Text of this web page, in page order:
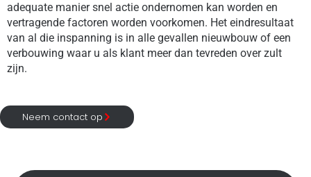
adequate manier snel actie ondernomen kan worden en
vertragende factoren worden voorkomen. Het eindresultaat
van al die inspanning is in alle gevallen nieuwbouw of een
verbouwing waar u als klant meer dan tevreden over zult
zijn.
Neem contact op